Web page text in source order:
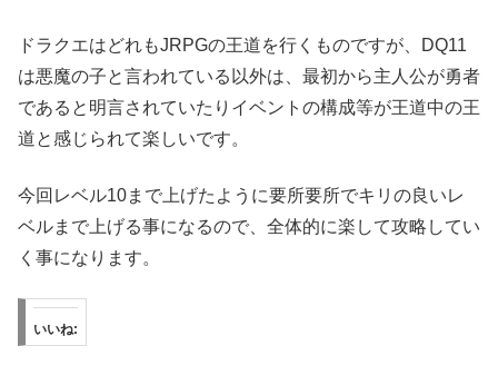
ドラクエはどれもJRPGの王道を行くものですが、DQ11
は悪魔の子と言われている以外は、最初から主人公が勇者
であると明言されていたりイベントの構成等が王道中の王
道と感じられて楽しいです。
今回レベル10まで上げたように要所要所でキリの良いレ
ベルまで上げる事になるので、全体的に楽して攻略してい
く事になります。
いいね: